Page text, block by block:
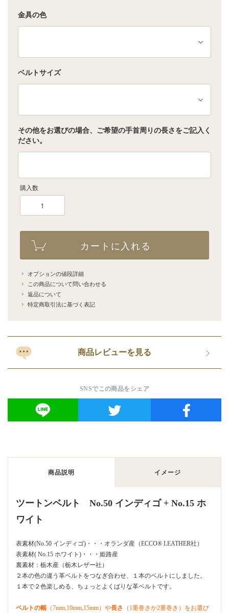
金具の色
ベルトサイズ
その他をお選びの場合、ご希望の手首周りの長さをご記入く
ださい。
購入数
カートに入れる
オプションの値段詳細
この商品について問い合わせる
返品について
特定商取引法に基づく表記
商品レビューを見る
SNSでこの商品をシェア
商品説明 イメージ
ツートンベルト No.50 インディゴ + No.15 ホ
ワイト
表素材(No.50 インディゴ)・・・オランダ産（ECCO®︎ LEATHER社）
表素材( No.15 ホワイト)・・・姫路産
裏素材：栃木産（栃木レザー社）
２本の色の違う革ベルトをつなぎ合わせ、１本のベルトにしました。
１本で２色楽しめる、ちょっとよくばりな革ベルトです。
ベルトの幅 （7mm,10mm,15mm）や長さ （1重巻きか2重巻き）をお選び